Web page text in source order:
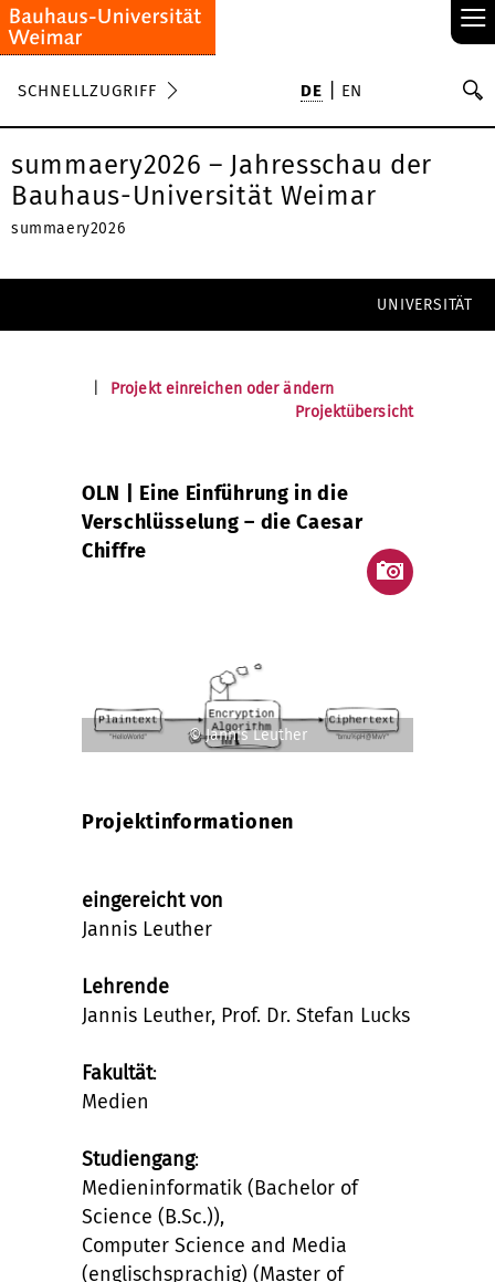
≡
SCHNELLZUGRIFF DE EN
summaery2026 – Jahresschau der
Bauhaus-Universität Weimar
summaery2026
UNIVERSITÄT
Projekt einreichen oder ändern
Projektübersicht
OLN | Eine Einführung in die
Verschlüsselung – die Caesar
Chiffre
© Jannis Leuther
Projektinformationen
eingereicht von
Jannis Leuther
Lehrende
Jannis Leuther, Prof. Dr. Stefan Lucks
Fakultät:
Medien
Studiengang:
Medieninformatik (Bachelor of
Science (B.Sc.)),
Computer Science and Media
(englischsprachig) (Master of